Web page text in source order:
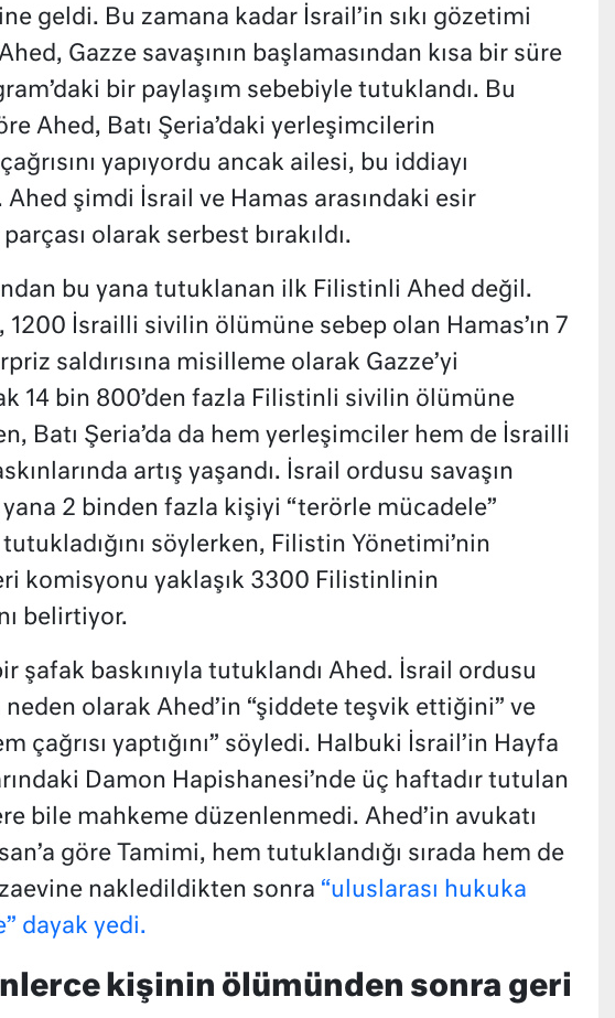
geldi. Bu zamana kadar İsrail’in sıkı gözetimi
Gazze savaşının başlamasından kısa bir süre
bir paylaşım sebebiyle tutuklandı. Bu
Ahed, Batı Şeria’daki yerleşimcilerin
yapıyordu ancak ailesi, bu iddiayı
Ahed şimdi İsrail ve Hamas arasındaki esir
olarak serbest bırakıldı.
bu yana tutuklanan ilk Filistinli Ahed değil.
1200 İsrailli sivilin ölümüne sebep olan Hamas’ın 7
saldırısına misilleme olarak Gazze’yi
14 bin 800’den fazla Filistinli sivilin ölümüne
Batı Şeria’da da hem yerleşimciler hem de İsrailli
artış yaşandı. İsrail ordusu savaşın
yana 2 binden fazla kişiyi “terörle mücadele”
tutukladığını söylerken, Filistin Yönetimi’nin
komisyonu yaklaşık 3300 Filistinlinin
belirtiyor.
şafak baskınıyla tutuklandı Ahed. İsrail ordusu
olarak Ahed’in “şiddete teşvik ettiğini” ve
çağrısı yaptığını” söyledi. Halbuki İsrail’in Hayfa
Damon Hapishanesi’nde üç haftadır tutulan
bile mahkeme düzenlenmedi. Ahed’in avukatı
göre Tamimi, hem tutuklandığı sırada hem de
nakledildikten sonra “uluslarası hukuka
dayak yedi.
kişinin ölümünden sonra geri